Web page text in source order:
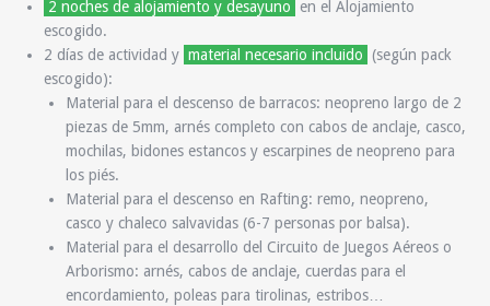
2 noches de alojamiento y desayuno
en el Alojamiento
escogido.
2 días de actividad y material necesario incluido (según pack
escogido):
Material para el descenso de barracos: neopreno largo de 2
piezas de 5mm, arnés completo con cabos de anclaje, casco,
mochilas, bidones estancos y escarpines de neopreno para
los piés.
Material para el descenso en Rafting: remo, neopreno,
casco y chaleco salvavidas (6-7 personas por balsa).
Material para el desarrollo del Circuito de Juegos Aéreos o
Arborismo: arnés, cabos de anclaje, cuerdas para el
encordamiento, poleas para tirolinas, estribos…